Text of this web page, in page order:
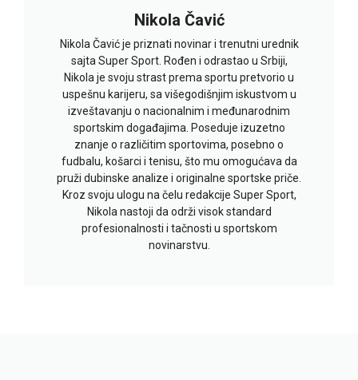
Nikola Čavić
Nikola Čavić je priznati novinar i trenutni urednik
sajta Super Sport. Rođen i odrastao u Srbiji,
Nikola je svoju strast prema sportu pretvorio u
uspešnu karijeru, sa višegodišnjim iskustvom u
izveštavanju o nacionalnim i međunarodnim
sportskim događajima. Poseduje izuzetno
znanje o različitim sportovima, posebno o
fudbalu, košarci i tenisu, što mu omogućava da
pruži dubinske analize i originalne sportske priče.
Kroz svoju ulogu na čelu redakcije Super Sport,
Nikola nastoji da održi visok standard
profesionalnosti i tačnosti u sportskom
novinarstvu.